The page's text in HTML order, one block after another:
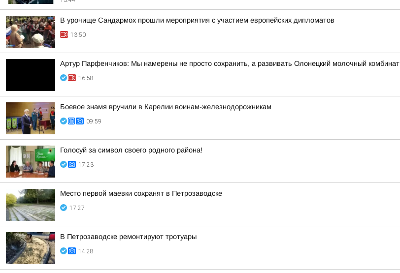
В урочище Сандармох прошли мероприятия с участием европейских дипломатов
13:50
Артур Парфенчиков: Мы намерены не просто сохранить, а развивать Олонецкий молочный комбинат
16:58
Боевое знамя вручили в Карелии воинам-железнодорожникам
09:59
Голосуй за символ своего родного района!
17:23
Место первой маевки сохранят в Петрозаводске
17:27
В Петрозаводске ремонтируют тротуары
14:28